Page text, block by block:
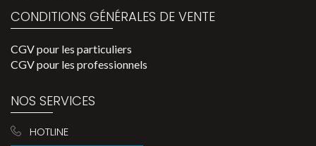
CONDITIONS GÉNÉRALES DE VENTE
CGV pour les particuliers
CGV pour les professionnels
NOS SERVICES
HOTLINE